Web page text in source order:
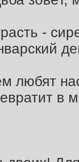
-
любят
в